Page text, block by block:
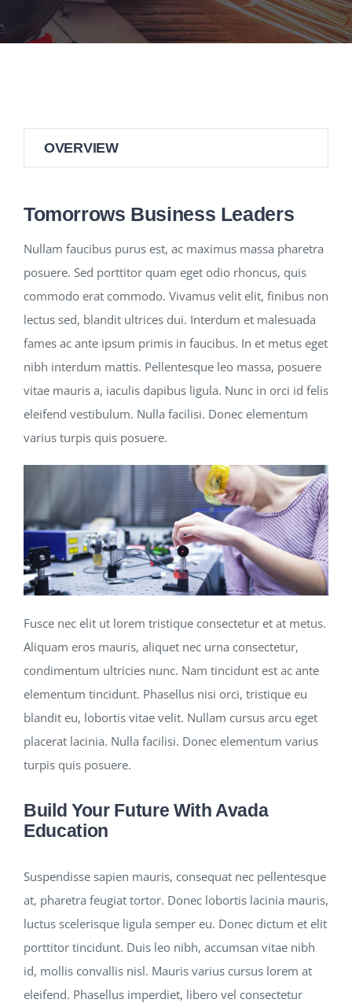
NEWS
CONTACT
OVERVIEW
Tomorrows Business Leaders
Nullam faucibus purus est, ac maximus massa pharetra
posuere. Sed porttitor quam eget odio rhoncus, quis
commodo erat commodo. Vivamus velit elit, finibus non
lectus sed, blandit ultrices dui. Interdum et malesuada
fames ac ante ipsum primis in faucibus. In et metus eget
nibh interdum mattis. Pellentesque leo massa, posuere
vitae mauris a, iaculis dapibus ligula. Nunc in orci id felis
eleifend vestibulum. Nulla facilisi. Donec elementum
varius turpis quis posuere.
Fusce nec elit ut lorem tristique consectetur et at metus.
Aliquam eros mauris, aliquet nec urna consectetur,
condimentum ultricies nunc. Nam tincidunt est ac ante
elementum tincidunt. Phasellus nisi orci, tristique eu
blandit eu, lobortis vitae velit. Nullam cursus arcu eget
placerat lacinia. Nulla facilisi. Donec elementum varius
turpis quis posuere.
Build Your Future With Avada
Education
Suspendisse sapien mauris, consequat nec pellentesque
at, pharetra feugiat tortor. Donec lobortis lacinia mauris,
luctus scelerisque ligula semper eu. Donec dictum et elit
porttitor tincidunt. Duis leo nibh, accumsan vitae nibh
id, mollis convallis nisl. Mauris varius cursus lorem at
eleifend. Phasellus imperdiet, libero vel consectetur